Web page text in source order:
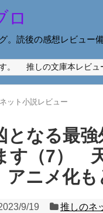
ロ
。読後の感想レビュー
。 推しの文庫本レビュ
ット小説レビュー
となる最
す（7）
アニメ化
9/19 推しのネ